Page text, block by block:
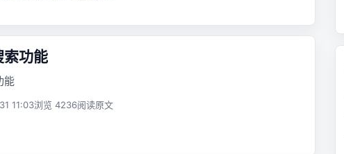
索功能
能
11:03浏览 4236阅读原文